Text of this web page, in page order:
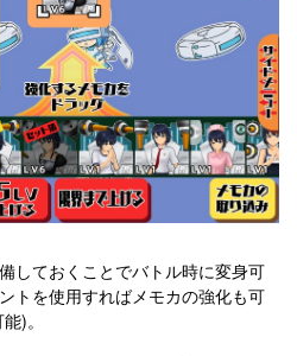
しておくことでバトル時に変身可
トを使用すればメモカの強化も可
)。